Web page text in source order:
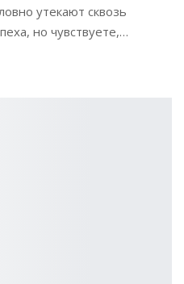
утекают сквозь
но чувствуете,…